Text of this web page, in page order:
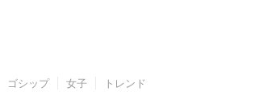
ゴシップ 女子 トレンド